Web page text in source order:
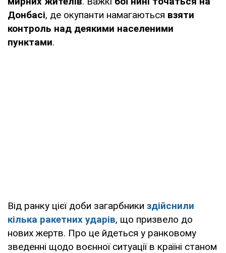
Донбасі, де окупанти намагаються взяти
контроль над деякими населеними
пунктами.
Від ранку цієї доби загарбники здійснили
кілька ракетних ударів, що призвело до
нових жертв. Про це йдеться у ранковому
зведенні щодо воєнної ситуації в країні станом